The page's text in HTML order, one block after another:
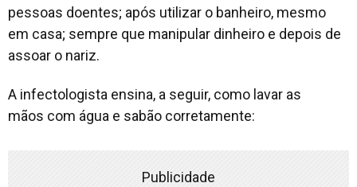
pessoas doentes; após utilizar o banheiro, mesmo
em casa; sempre que manipular dinheiro e depois de
assoar o nariz.
A infectologista ensina, a seguir, como lavar as
mãos com água e sabão corretamente:
Publicidade